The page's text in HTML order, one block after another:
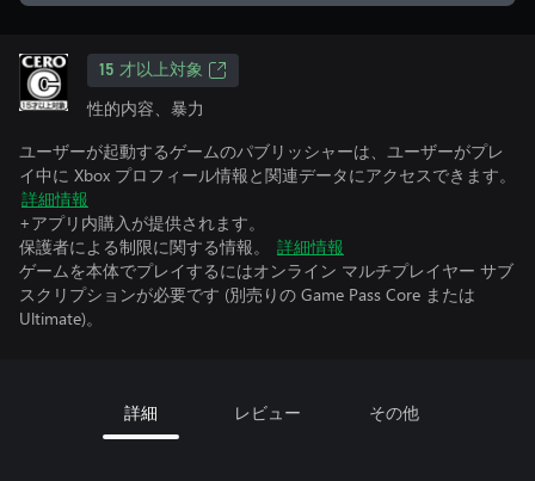
15 才以上対象
性的内容、暴力
ユーザーが起動するゲームのパブリッシャーは、ユーザーがプレ
イ中に Xbox プロフィール情報と関連データにアクセスできます。
詳細情報
+アプリ内購入が提供されます。
保護者による制限に関する情報。
詳細情報
ゲームを本体でプレイするにはオンライン マルチプレイヤー サブ
スクリプションが必要です (別売りの Game Pass Core または
Ultimate)。
詳細 レビュー その他